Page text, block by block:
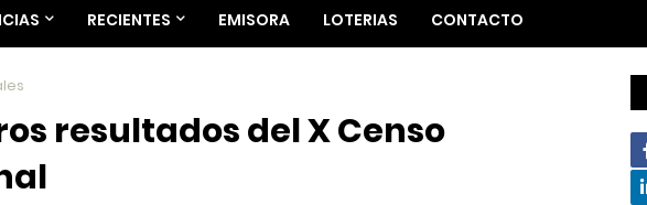
RECIENTES EMISORA LOTERIAS CONTACTO
resultados del X Censo